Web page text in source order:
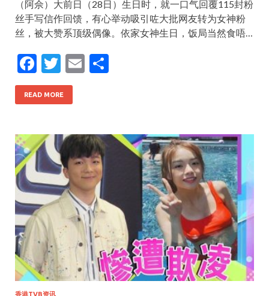
（阿佘）大前日（28日）生日时，就一口气回覆115封粉
丝手写信作回馈，有心举动吸引咗大批网友转为女神粉
丝，被大赞系顶级偶像。依家女神生日，饭局当然食唔…
F
ac
e
o
o
k
T
w
itt
E
READ MORE
香港TVB资讯